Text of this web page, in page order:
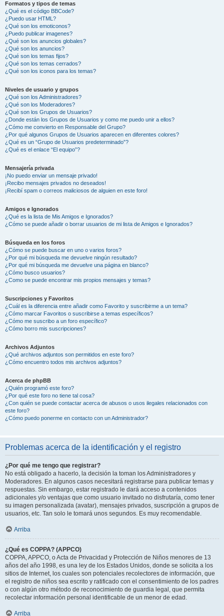
Formatos y tipos de temas
¿Qué es el código BBCode?
¿Puedo usar HTML?
¿Qué son los emoticonos?
¿Puedo publicar imagenes?
¿Qué son los anuncios globales?
¿Qué son los anuncios?
¿Qué son los temas fijos?
¿Qué son los temas cerrados?
¿Qué son los iconos para los temas?
Niveles de usuario y grupos
¿Qué son los Administradores?
¿Qué son los Moderadores?
¿Qué son los Grupos de Usuarios?
¿Donde están los Grupos de Usuarios y como me puedo unir a ellos?
¿Cómo me convierto en Responsable del Grupo?
¿Por qué algunos Grupos de Usuarios aparecen en diferentes colores?
¿Qué es un “Grupo de Usuarios predeterminado”?
¿Qué es el enlace “El equipo”?
Mensajería privada
¡No puedo enviar un mensaje privado!
¡Recibo mensajes privados no deseados!
¡Recibí spam o correos maliciosos de alguien en este foro!
Amigos e Ignorados
¿Qué es la lista de Mis Amigos e Ignorados?
¿Cómo se puede añadir o borrar usuarios de mi lista de Amigos e Ignorados?
Búsqueda en los foros
¿Cómo se puede buscar en uno o varios foros?
¿Por qué mi búsqueda me devuelve ningún resultado?
¿Por qué mi búsqueda me devuelve una página en blanco?
¿Cómo busco usuarios?
¿Como se puede encontrar mis propios mensajes y temas?
Suscripciones y Favoritos
¿Cuál es la diferencia entre añadir como Favorito y suscribirme a un tema?
¿Cómo marcar Favoritos o suscribirse a temas específicos?
¿Cómo me suscribo a un foro específico?
¿Cómo borro mis suscripciones?
Archivos Adjuntos
¿Qué archivos adjuntos son permitidos en este foro?
¿Cómo encuentro todos mis archivos adjuntos?
Acerca de phpBB
¿Quién programó este foro?
¿Por qué este foro no tiene tal cosa?
¿Con quién se puede contactar acerca de abusos o usos ilegales relacionados con
este foro?
¿Cómo puedo ponerme en contacto con un Administrador?
Problemas acerca de la identificación y el registro
¿Por qué me tengo que registrar?
No está obligado a hacerlo, la decisión la toman los Administradores y
Moderadores. En algunos casos necesitará registrarse para publicar temas y
respuestas. Sin embargo, estar registrado le dará acceso a contenidos
adicionales y/o ventajas que como usuario invitado no disfrutaría, como tener
su imagen personalizada (avatar), mensajes privados, suscripción a grupos de
usuarios, etc. Tan solo le tomará unos segundos. Es muy recomendable.
Arriba
¿Qué es COPPA? (APPCO)
COPPA, APPCO, o Acta de Privacidad y Protección de Niños menores de 13
años del año 1998, es una ley de los Estados Unidos, donde se solicita a los
sitios de Internet, los cuales son potenciales recolectores de información, que
el registro de niños sea escrito y ratificado con el consentimiento de los padres
o con algún otro método de reconocimiento de guardia legal, que permita
recolectar información personal identificable de un menor de edad.
Arriba